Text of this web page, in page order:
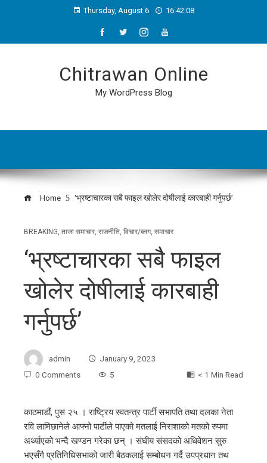
Thursday, August 6 16:42:08
Chitrawan Online
My WordPress Blog
Home ‘भ्रष्टाचारका सबै फाइल खोलेर दोषीलाई कारबाही गर्नुपर्छ’
BREAKING, ताजा समाचार, राजनीति, विचार/ब्लग, समाचार
‘भ्रष्टाचारका सबै फाइल
खोलेर दोषीलाई कारबाही
गर्नुपर्छ’
admin
January 9, 2023
0 Comments
5 < 1 Min Read
काठमाडौं, पुस २५ । राष्ट्रिय स्वतन्त्र पार्टी सभापति तथा दलका नेता
रवि लामिछानेले आफ्नो पार्टीले पाएको मतलाई निराशाको मतको रुपमा
अर्थ्याएको भन्दै खण्डन गरेका छन् । संघीय संसदको अधिवेशन सुरु
भएसँगै प्रतिनिधिसभाको जारी बैठकलाई सम्बोधन गर्दै उपप्रधान तथ